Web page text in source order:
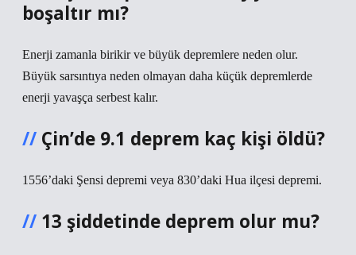
boşaltır mı?
Enerji zamanla birikir ve büyük depremlere neden olur.
Büyük sarsıntıya neden olmayan daha küçük depremlerde
enerji yavaşça serbest kalır.
Çin’de 9.1 deprem kaç kişi öldü?
1556’daki Şensi depremi veya 830’daki Hua ilçesi depremi.
13 şiddetinde deprem olur mu?